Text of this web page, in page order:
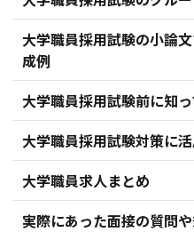
大学職員採用試験の小論
成例
大学職員採用試験前に知
大学職員採用試験対策に
大学職員求人まとめ
実際にあった面接の質問